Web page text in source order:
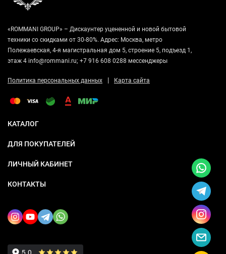
«ROMMANI GROUP» – Дискаунтер уцененной и новой бытовой
техники со скидками от 30-80%. Адрес: Москва, метро
Полежаевская, 4-я магистральная дом 5, строение 5, подъезд 1,
этаж 4 info@rommani.ru; +7 916 608 0288 мессенджеры
Политика персональных данных | Карта сайта
КАТАЛОГ
ДЛЯ ПОКУПАТЕЛЕЙ
ЛИЧНЫЙ КАБИНЕТ
КОНТАКТЫ